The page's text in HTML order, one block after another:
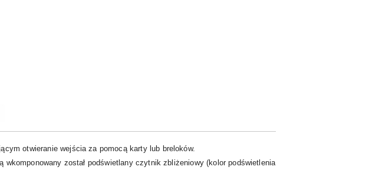
otwieranie wejścia za pomocą karty lub breloków.
został podświetlany czytnik zbliżeniowy (kolor podświetlenia